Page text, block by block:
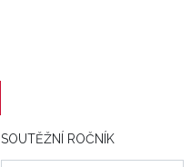
SOUTĚŽNÍ ROČNÍK